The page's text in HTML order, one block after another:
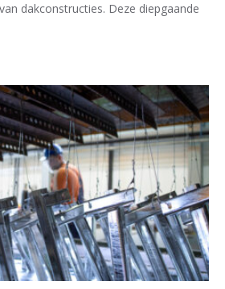
dakconstructies. Deze diepgaande